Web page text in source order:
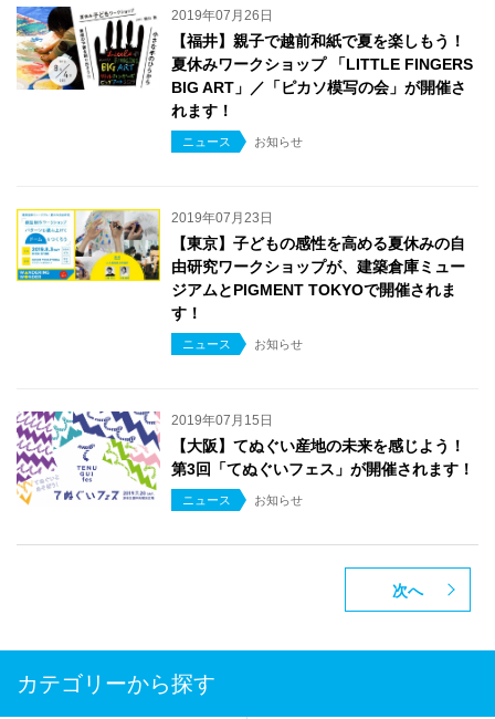
2019年07月26日
【福井】親子で越前和紙で夏を楽しもう！
夏休みワークショップ 「LITTLE FINGERS
BIG ART」／「ピカソ模写の会」が開催さ
れます！
ニュース お知らせ
2019年07月23日
【東京】子どもの感性を高める夏休みの自
由研究ワークショップが、建築倉庫ミュー
ジアムとPIGMENT TOKYOで開催されま
す！
ニュース お知らせ
2019年07月15日
【大阪】てぬぐい産地の未来を感じよう！
第3回「てぬぐいフェス」が開催されます！
ニュース お知らせ
次へ
カテゴリーから探す